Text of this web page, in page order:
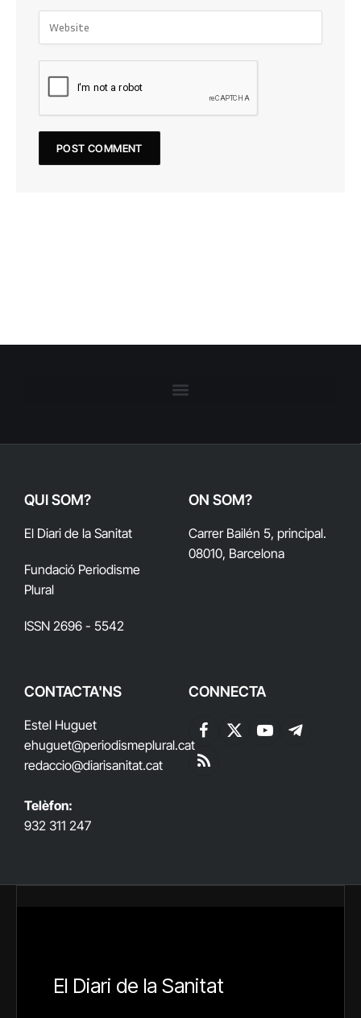
QUI SOM?
El Diari de la Sanitat
Fundació Periodisme
Plural
ISSN 2696 - 5542
ON SOM?
Carrer Bailén 5, principal.
08010, Barcelona
CONTACTA'NS
Estel Huguet
ehuguet@periodismeplural.cat
redaccio@diarisanitat.cat
Telèfon:
932 311 247
CONNECTA
Facebook
X
YouTubeTelegram
RSS